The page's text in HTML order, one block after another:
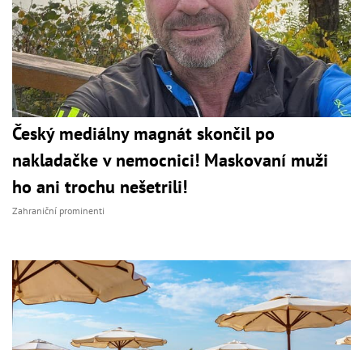
Český mediálny magnát skončil po
nakladačke v nemocnici! Maskovaní muži
ho ani trochu nešetrili!
Zahraniční prominenti